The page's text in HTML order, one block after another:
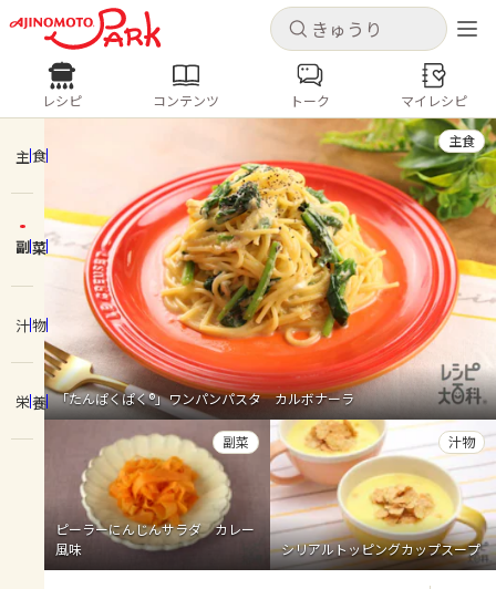
キャンセル
ログインするとレシピを保存できます
新規登録
ホーム
コンテンツ
レシピ
トーク
よくあるお問い合わせ
お買い物
キャンセル
レシピ コンテンツ
人気の食材・レシピ
きゅうり なす トマト
とうもろこし
ピーマン
みょうが ゴーヤ
レシピ コンテンツ トーク マイレシピ
主食
副菜
汁物
栄養 「たんぱくぱく®」ワンパンパスタ カルボナーラ
主食
ピーラーにんじんサラダ カレー
風味
副菜
シリアルトッピングカップスープ
汁物